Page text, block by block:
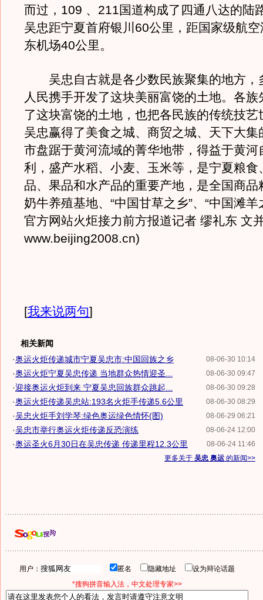
而过，109 、211国道构成了四通八达的陆
吴忠距宁夏首府银川60公里，距国家级航
东机场40公里。
吴忠自古就是各少数民族聚集的地方，
人民携手开发了这块美丽富饶的土地。各族
了这块富饶的土地，也把各民族的传统技艺
吴忠赢得了美食之城、商贸之城、天下大集
市盘踞于黄河流域的菁华地带，得益于黄河
利，盛产水稻、小麦、玉米等，是宁夏粮食
品、果品和水产品的重要产地，是全国商品
奶牛养殖基地、“中国甘草之乡”、“中国滩羊
官方网站火炬接力前方报道记者 缪礼东 文
www.beijing2008.cn)
[我来说两句]
相关新闻
08-06-30 10:14
·奥运火炬传递城市宁夏吴忠市:中国回族之乡
08-06-30 09:47
·奥运火炬宁夏吴忠传递 当地群众热情迎圣...
08-06-30 09:28
·迎接奥运火炬到来 宁夏吴忠回族群众跳起...
08-06-30 08:29
·奥运火炬传递吴忠站:193名火炬手传递5.6公里
08-06-29 06:21
·吴忠火炬手刘学琴:绿色奥运绿色情怀(图)
08-06-24 12:00
·吴忠市举行奥运火炬传递反恐演练
08-06-24 11:46
·奥运圣火6月30日在吴忠传递 传递里程12.3公里
更多关于 吴忠 奥运 的新闻>>
用户： 匿名 隐藏地址
设为辩论话题
*搜狗拼音输入法，中文处理专家>>